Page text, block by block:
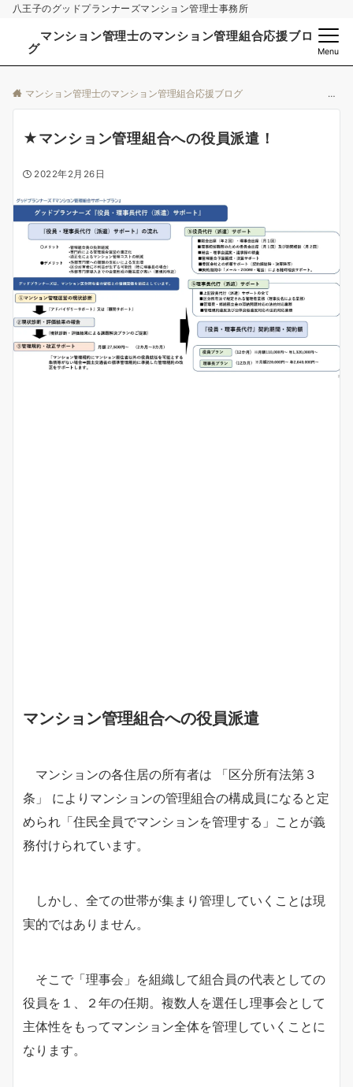
八王子のグッドプランナーズマンション管理士事務所
マンション管理士のマンション管理組合応援ブロ
グMenu
マンション管理士のマンション管理組合応援ブログ
★マンション管理組合への役員派遣！
2022年2月26日
マンション管理組合への役員派遣
マンションの各住居の所有者は 「区分所有法第３
条」 によりマンションの管理組合の構成員になると定
められ「住民全員でマンションを管理する」ことが義
務付けられています。
しかし、全ての世帯が集まり管理していくことは現
実的ではありません。
そこで「理事会」を組織して組合員の代表としての
役員を１、２年の任期。複数人を選任し理事会として
主体性をもってマンション全体を管理していくことに
なります。